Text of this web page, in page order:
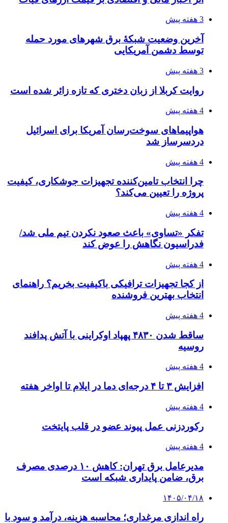
4 هفته پیش
رکوردزنی عمل پیوند عضو در قلب پایتخت
4 هفته پیش
برق، ضامن پایداری شبکه است
۱۴۰۵/۰۴/۱۸
راه اندازی مرغداری؛ محاسبه هزینه، درآمد و سود با
طرح توجیهی
۱۴۰۵/۰۴/۱۸
۱۴۲۰؛ راه ارتباطی بیمه شدگان تأمین‌اجتماعی
۱۴۰۵/۰۴/۱۶
احتمال بازگشت نرخ حمل دریایی به قبل از جنگ
طی ۲ تا ۳ ماه آینده
۱۴۰۵/۰۴/۱۵
شکست شاگردان قهرمانی مقابل چین تایپه/ تلاش
برای عنوان یازدهمی
۱۴۰۵/۰۴/۱۵
عاشقانه، دارک رومنس و رمان بدون حذفیات
پیوندها
خرید بهترین قهوه | خرید قهوه | قهوه گرنیکا کافی
صندوق طلا
صندوق طلا
3 هفته پیش
خرید ابزار آلات دستی و صنعتی زیر قیمت بازار؛
چطور ابزار اصل را با بهترین قیمت تهیه کنیم؟
پروژه را تعیین می‌کند؟